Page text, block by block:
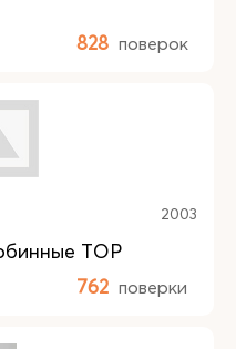
828 поверок
2003
ТОР
762 поверки